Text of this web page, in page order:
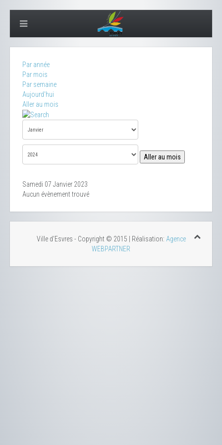
Par année
Par mois
Par semaine
Aujourd'hui
Aller au mois
Aller au mois
Samedi 07 Janvier 2023
Aucun évènement trouvé
Ville d'Esvres - Copyright © 2015 | Réalisation: Agence
WEBPARTNER